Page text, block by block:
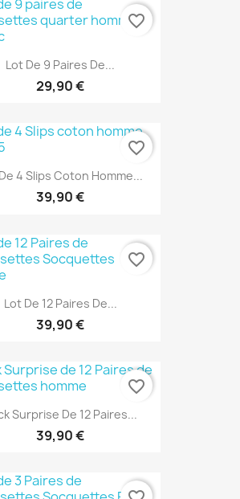
Lot De 9 Paires De...
29,90 €
favorite_border
4 Slips Coton Homme...
39,90 €
favorite_border
Lot De 12 Paires De...
39,90 €
favorite_border
Surprise De 12 Paires...
39,90 €
favorite_border